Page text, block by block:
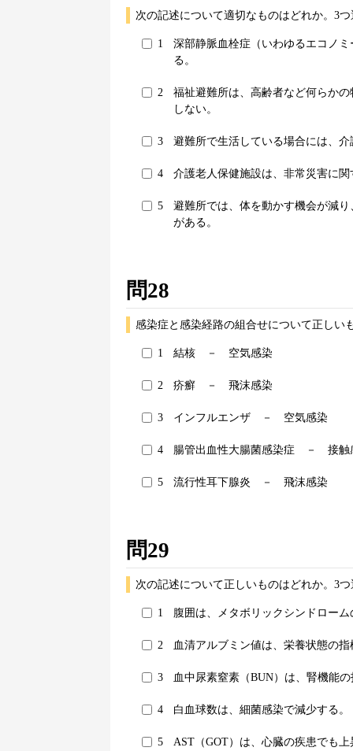
次の記述について適切なものはどれか。3
1
深部静脈血栓症（いわゆるエコノ
る。
2
福祉避難所は、高齢者など何らか
しない。
3 避難所で生活している場合には、
4 介護老人保健施設は、非常災害に
5
避難所では、体を動かす機会が減
がある。
問28
感染症と感染経路の組合せについて正しい
1 結核 － 空気感染
2 疥癬 － 飛沫感染
3 インフルエンザ － 空気感染
4 腸管出血性大腸菌感染症 － 接触
5 流行性耳下腺炎 － 飛沫感染
問29
次の記述について正しいものはどれか。3
1 腹囲は、メタボリックシンドロー
2 血清アルブミン値は、栄養状態の
3 血中尿素窒素（BUN）は、腎機能
4 白血球数は、細菌感染で減少する。
5 AST（GOT）は、心臓の疾患でも